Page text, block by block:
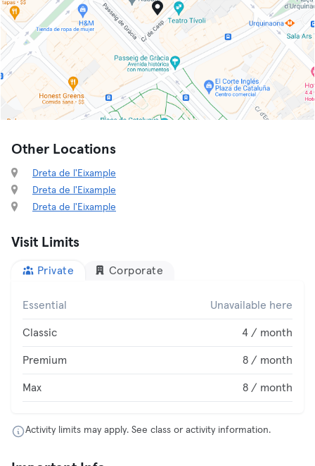
Other Locations
Dreta de l'Eixample
Dreta de l'Eixample
Dreta de l'Eixample
Visit Limits
Private Corporate
Essential Unavailable here
Classic 4 / month
Premium 8 / month
Max 8 / month
Activity limits may apply. See class or activity information.